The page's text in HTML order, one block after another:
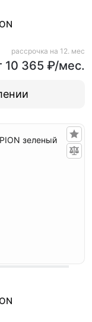
рассрочка на 12. мес
10 365 ₽/мес.